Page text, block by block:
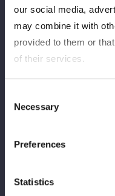
our social media,
may combine it with
provided to them or
of their services.
Selection
Necessary
Preferences
Statistics
カットに入る。しかし舞
鈴季が舞華の動きを読ん
プキック。ブレーンバス
ＡＺＭは、ヌメロウノか
ックを連打する。ＡＺＭ
起こすが、舞華がカット
と、ゆりあとエルボーの
ＺＭ、鈴季が串刺し攻撃
が返してみせる。ＡＺＭ